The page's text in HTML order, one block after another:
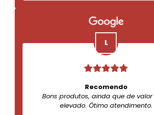
Recomendo
Bons produtos, ainda que de
elevado. Ótimo atendimento.